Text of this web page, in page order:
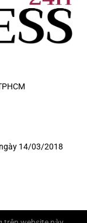
14/03/2018